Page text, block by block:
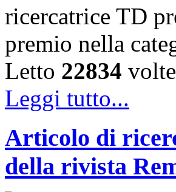
ricercatrice TD
premio nella
Letto 22834 volte
Leggi tutto...
Articolo di
della rivista